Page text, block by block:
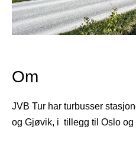
Om
JVB Tur har turbusser
og Gjøvik, i tillegg til Oslo og